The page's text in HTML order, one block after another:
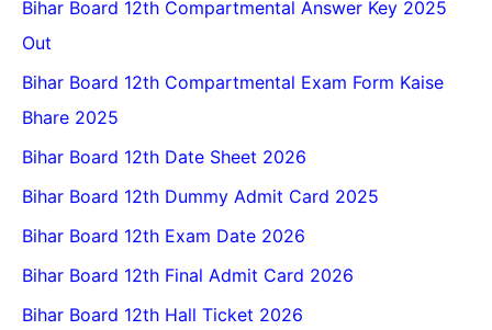
Bihar Board 12th Compartmental Answer Key 2025
Out
Bihar Board 12th Compartmental Exam Form Kaise
Bhare 2025
Bihar Board 12th Date Sheet 2026
Bihar Board 12th Dummy Admit Card 2025
Bihar Board 12th Exam Date 2026
Bihar Board 12th Final Admit Card 2026
Bihar Board 12th Hall Ticket 2026